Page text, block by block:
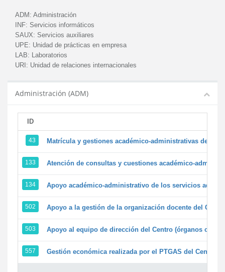
ADM: Administración
INF: Servicios informáticos
SAUX: Servicios auxiliares
UPE: Unidad de prácticas en empresa
LAB: Laboratorios
URI: Unidad de relaciones internacionales
Administración (ADM)
ID
43 Matrícula y gestiones académico-administrativas de la
133 Atención de consultas y cuestiones académico-
134 Apoyo académico-administrativo de los servicios
502 Apoyo a la gestión de la organización docente del
503 Apoyo al equipo de dirección del Centro (órganos
557 Gestión económica realizada por el PTGAS del Centro